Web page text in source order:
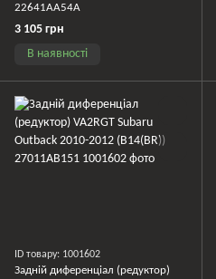
22641AA54A
3 105 грн
В наявності
ID товару: 1001602
Задній диференціал (редуктор)